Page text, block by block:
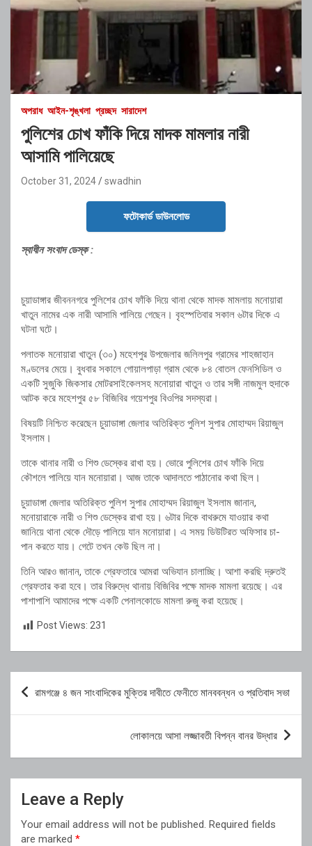
অপরাধ আইন-শৃঙ্খলা প্রচ্ছদ সারাদেশ
পুলিশের চোখ ফাঁকি দিয়ে মাদক মামলার নারী
আসামি পালিয়েছে
October 31, 2024 swadhin
ফটোকার্ড ডাউনলোড
স্বাধীন সংবাদ ডেস্ক :
চুয়াডাঙ্গার জীবননগরে পুলিশের চোখ ফাঁকি দিয়ে থানা থেকে মাদক মামলায় মনোয়ারা
খাতুন নামের এক নারী আসামি পালিয়ে গেছেন। বৃহস্পতিবার সকাল ৬টার দিকে এ
ঘটনা ঘটে।
পলাতক মনোয়ারা খাতুন (৩০) মহেশপুর উপজেলার জলিলপুর গ্রামের শাহজাহান
মণ্ডলের মেয়ে। বুধবার সকালে গোয়ালপাড়া গ্রাম থেকে ৮৪ বোতল ফেনসিডিল ও
একটি সুজুকি জিকসার মোটরসাইকেলসহ মনোয়ারা খাতুন ও তার সঙ্গী নাজমুল হুদাকে
আটক করে মহেশপুর ৫৮ বিজিবির গয়েশপুর বিওপির সদস্যরা।
বিষয়টি নিশ্চিত করেছেন চুয়াডাঙ্গা জেলার অতিরিক্ত পুলিশ সুপার মোহাম্মদ রিয়াজুল
ইসলাম।
তাকে থানার নারী ও শিশু ডেস্কের রাখা হয়। ভোরে পুলিশের চোখ ফাঁকি দিয়ে
কৌশলে পালিয়ে যান মনোয়ারা। আজ তাকে আদালতে পাঠানোর কথা ছিল।
চুয়াডাঙ্গা জেলার অতিরিক্ত পুলিশ সুপার মোহাম্মদ রিয়াজুল ইসলাম জানান,
মনোয়ারাকে নারী ও শিশু ডেস্কের রাখা হয়। ৬টার দিকে বাথরুমে যাওয়ার কথা
জানিয়ে থানা থেকে দৌড়ে পালিয়ে যান মনোয়ারা। এ সময় ডিউটিরত অফিসার চা-
পান করতে যায়। গেটে তখন কেউ ছিল না।
তিনি আরও জানান, তাকে গ্রেফতারে আমরা অভিযান চালাচ্ছি। আশা করছি দ্রুতই
গ্রেফতার করা হবে। তার বিরুদ্ধে থানায় বিজিবির পক্ষে মাদক মামলা রয়েছে। এর
পাশাপাশি আমাদের পক্ষে একটি পেনালকোডে মামলা রুজু করা হয়েছে।
Post Views: 231
Post
রামগঞ্জে ৪ জন সাংবাদিকের মুক্তির দাবীতে ফেনীতে মানববন্ধন ও প্রতিবাদ সভা
লোকালয়ে আসা লজ্জাবতী বিপন্ন বানর উদ্ধার
Leave a Reply
Your email address will not be published. Required fields
are marked *